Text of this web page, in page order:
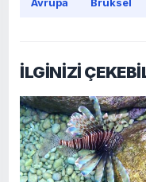
İLGİNİZİ